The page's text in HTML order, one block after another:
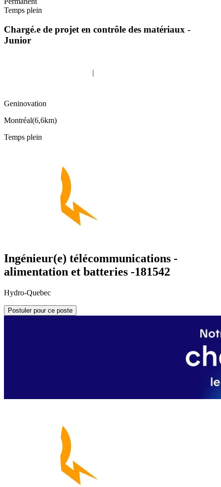
Temps plein
Chargé.e de projet en contrôle des matériaux -
Junior
Geninovation
Montréal(6,6km)
Temps plein
Ingénieur(e) télécommunications -
alimentation et batteries -181542
Hydro-Quebec
Postuler pour ce poste